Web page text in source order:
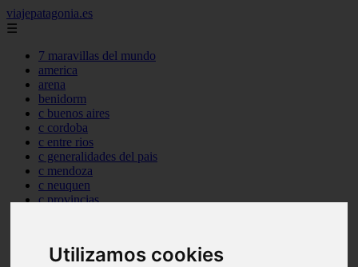
Utilizamos cookies
viajepatagonia.es
☰
7 maravillas del mundo
america
arena
benidorm
c buenos aires
c cordoba
c entre rios
c generalidades del pais
c mendoza
c neuquen
c provincias
c tucuman